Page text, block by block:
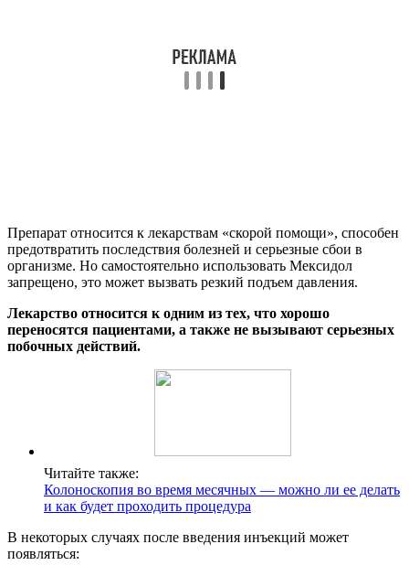
Препарат относится к лекарствам «скорой помощи», способен
предотвратить последствия болезней и серьезные сбои в
организме. Но самостоятельно использовать Мексидол
запрещено, это может вызвать резкий подъем давления.
Лекарство относится к одним из тех, что хорошо
переносятся пациентами, а также не вызывают серьезных
побочных действий.
Читайте также:
Колоноскопия во время месячных — можно ли ее делать
и как будет проходить процедура
В некоторых случаях после введения инъекций может
появляться: